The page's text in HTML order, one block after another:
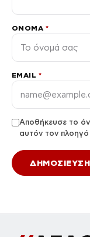
ΌΝΟΜΑ *
EMAIL *
Αποθήκευσε το
αυτόν τον